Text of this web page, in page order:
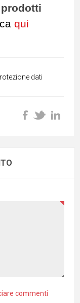
prodotti
qui
dati
commenti